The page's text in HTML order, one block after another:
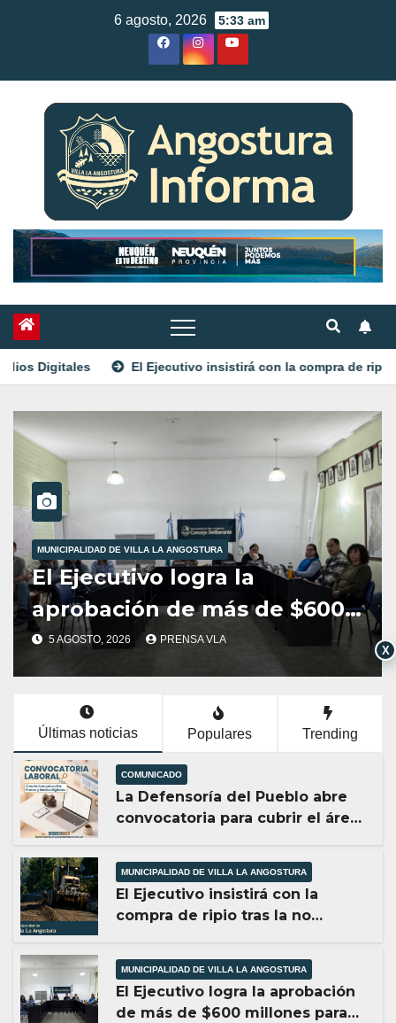
6 agosto, 2026 5:33 am
El Ejecutivo insistirá con la compra de ripio tras la no
la
de $600
Villa La
GIRSU
Dirección de
Sólidos Urbanos
la venta de
aluminio.
5 AGOSTO, 2026 PRENSA
Últimas noticias Populares Trending
COMUNICADO
La Defensoría del Pueblo abre
convocatoria para cubrir el área
Medios Digitales
MUNICIPALIDAD DE VILLA LA ANGOSTURA
El Ejecutivo insistirá con la
compra de ripio tras la no
MUNICIPALIDAD DE VILLA LA ANGOSTURA
El Ejecutivo logra la aprobación
de más de $600 millones para
X